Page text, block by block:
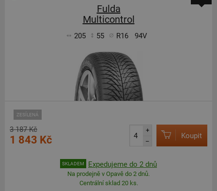
Fulda
Multicontrol
205 55 R16 94V
ZESÍLENÁ
3 187 Kč
1 843 Kč
+
–
Koupit
SKLADEM Expedujeme do 2 dnů
Na prodejně v Opavě do 2 dnů.
Centrální sklad 20 ks.